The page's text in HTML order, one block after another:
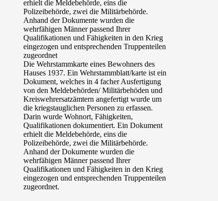
Die Wehrstammkarte eines Bewohners des
Hauses 1937. Ein Wehrstammblatt/karte ist ein
Dokument, welches in 4 facher Ausfertigung
von den Meldebehörden/ Militärbehöden und
Kreiswehrersatzämtern angefertigt wurde um
die kriegstauglichen Personen zu erfassen.
Darin wurde Wohnort, Fähigkeiten,
Qualifikationen dokumentiert. Ein Dokument
erhielt die Meldebehörde, eins die
Polizeibehörde, zwei die Militärbehörde.
Anhand der Dokumente wurden die
wehrfähigen Männer passend Ihrer
Qualifikationen und Fähigkeiten in den Krieg
eingezogen und entsprechenden Truppenteilen
zugeordnet.